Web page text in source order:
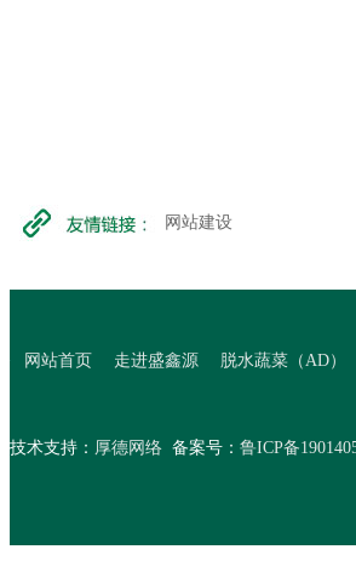
网站建设
网站首页 走进盛鑫源 脱水蔬菜（AD）
技术支持： 厚德网络 备案号： 鲁ICP备